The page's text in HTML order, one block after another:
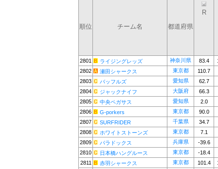
順位 チーム名 都道府県
R
2801 ライジングレッズ 神奈川県 83.4
2802
瀬田シャークス 東京都
110.7
2803
バッフルズ 愛知県
62.7
2804
ジャックナイフ 大阪府
66.3
2805
中央ペガサス 愛知県
2.0
2806
G-porkers 東京都
90.0
2807
SURFRIDER 千葉県
34.7
2808
ホワイトストーンズ 東京都
7.1
2809
パラドックス 兵庫県
-39.6
2810
日本橋ハングルース 東京都
-18.4
2811
赤羽シャークス 東京都 101.4